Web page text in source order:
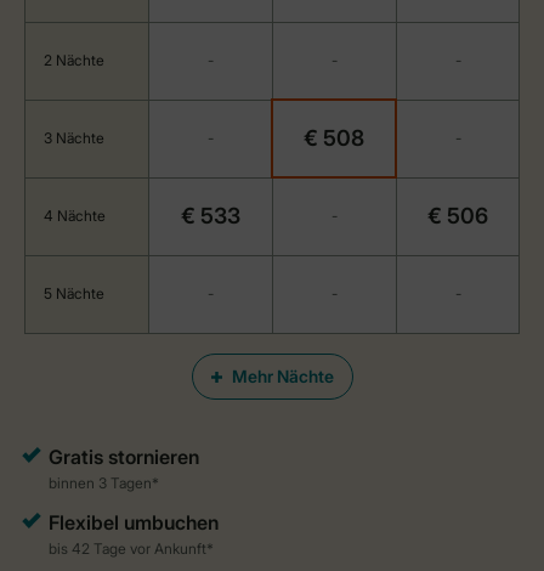
Mehr Nächte
2 Nächte - - -
3 Nächte - € 508 -
4 Nächte € 533 - € 506
5 Nächte - - -